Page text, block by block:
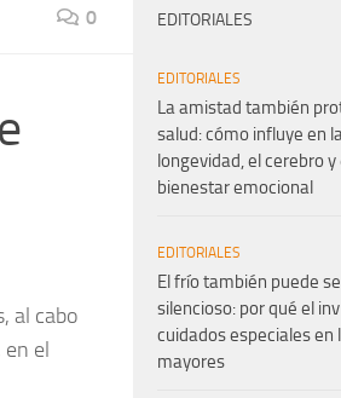
0
al cabo
en el
EDITORIALES
EDITORIALES
La amistad también
salud: cómo influye en
longevidad, el cerebro y
bienestar emocional
EDITORIALES
El frío también puede
silencioso: por qué el
cuidados especiales en
mayores